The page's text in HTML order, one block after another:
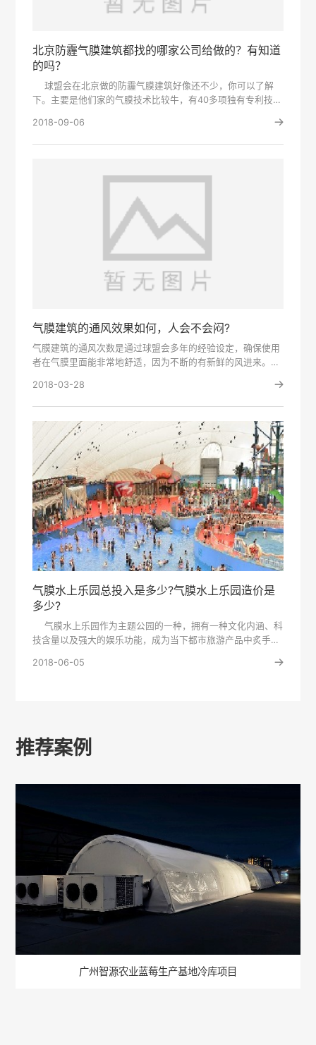
北京防霾气膜建筑都找的哪家公司给做的？有知道
的吗？
球盟会在北京做的防霾气膜建筑好像还不少，你可以了解
下。主要是他们家的气膜技术比较牛，有40多项独有专利技
2018-09-06
气膜建筑的通风效果如何，人会不会闷?
气膜建筑的通风次数是通过球盟会多年的经验设定，确保使用
者在气膜里面能非常地舒适，因为不断的有新鲜的风进来。每
2018-03-28
气膜水上乐园总投入是多少?气膜水上乐园造价是
多少?
气膜水上乐园作为主题公园的一种，拥有一种文化内涵、科
技含量以及强大的娱乐功能，成为当下都市旅游产品中炙手可
2018-06-05
推荐案例
广州智源农业蓝莓生产基地冷库项目